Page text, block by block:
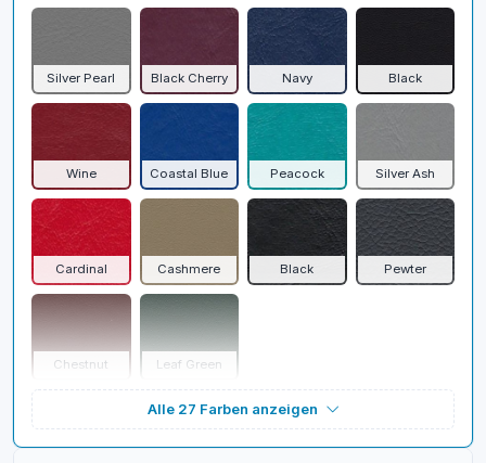
Silver Pearl Black Cherry Navy Black
Wine Coastal Blue Peacock Silver Ash
Cardinal Cashmere Black Pewter
Chestnut Leaf Green
Alle 27 Farben anzeigen